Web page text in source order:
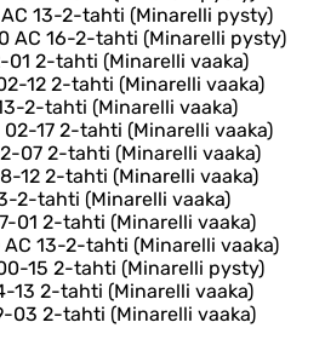
AC 13-2-tahti (Minarelli pysty)
AC 16-2-tahti (Minarelli pysty)
01 2-tahti (Minarelli vaaka)
12 2-tahti (Minarelli vaaka)
2-tahti (Minarelli vaaka)
02-17 2-tahti (Minarelli vaaka)
07 2-tahti (Minarelli vaaka)
12 2-tahti (Minarelli vaaka)
2-tahti (Minarelli vaaka)
01 2-tahti (Minarelli vaaka)
AC 13-2-tahti (Minarelli vaaka)
15 2-tahti (Minarelli pysty)
13 2-tahti (Minarelli vaaka)
03 2-tahti (Minarelli vaaka)